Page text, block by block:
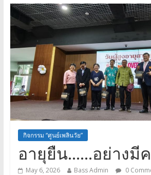
กิจกรรม “ศูนย์เพลินวัย”
อายุยืน……อย่างมี
May 6, 2026 Bass Admin 0